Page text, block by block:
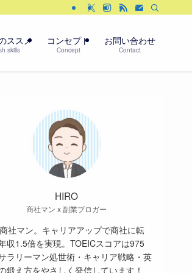
ススメ
skills
コンセプト
Concept
お問い合わせ
Contact
HIRO
商社マン x 副業ブロガー
社マン。キャリアアップで商社に転
収1.5倍を実現。TOEICスコアは975
ラリーマン処世術・キャリア戦略・英
鍛え方をやさしく発信しています！